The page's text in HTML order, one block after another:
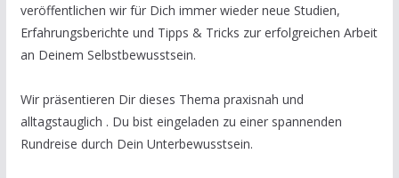
veröffentlichen wir für Dich immer wieder neue Studien,
Erfahrungsberichte und Tipps & Tricks zur erfolgreichen Arbeit
an Deinem Selbstbewusstsein.
Wir präsentieren Dir dieses Thema praxisnah und
alltagstauglich . Du bist eingeladen zu einer spannenden
Rundreise durch Dein Unterbewusstsein.